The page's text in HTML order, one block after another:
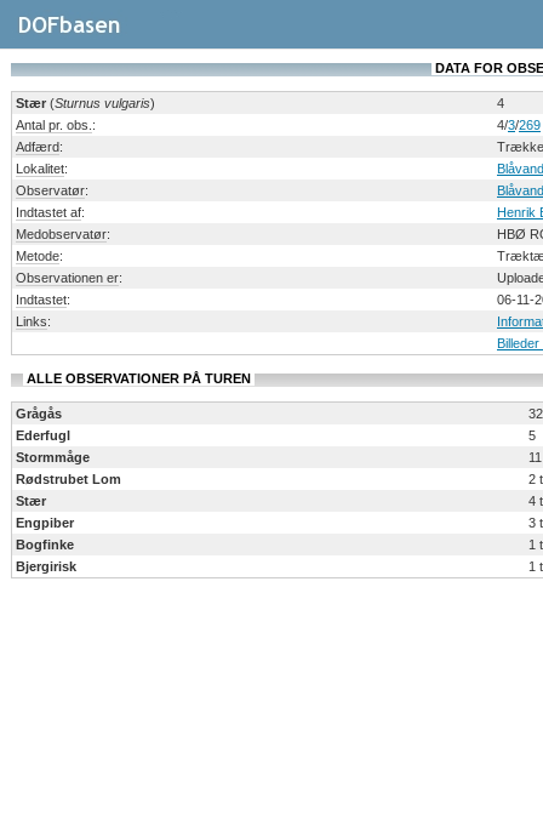
DATA FOR
Stær (Sturnus vulgaris)
4
Antal pr. obs. : 4/3/269
Adfærd:
Lokalitet:
Observatør:
Indtastet af:
Henrik
Medobservatør:
HBØ
Metode:
Observationen er:
Indtastet:
06-11-
Links:
ALLE OBSERVATIONER PÅ TUREN
Grågås
Ederfugl
5
Stormmåge
Rødstrubet Lom
2
Stær
4
Engpiber
3
Bogfinke
1
Bjergirisk
1